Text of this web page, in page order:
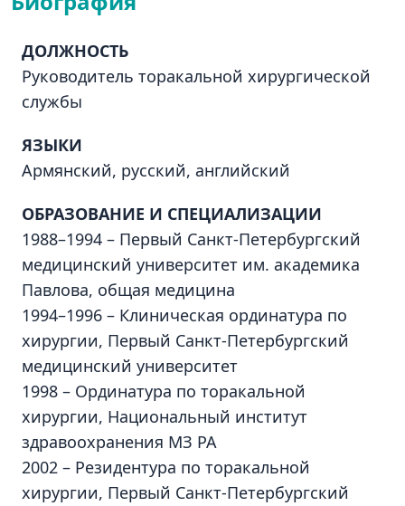
ДОЛЖНОСТЬ
Руководитель торакальной хирургической
службы
ЯЗЫКИ
Армянский, русский, английский
ОБРАЗОВАНИЕ И СПЕЦИАЛИЗАЦИИ
1988–1994 – Первый Санкт-Петербургский
медицинский университет им. академика
Павлова, общая медицина
1994–1996 – Клиническая ординатура по
хирургии, Первый Санкт-Петербургский
медицинский университет
1998 – Ординатура по торакальной
хирургии, Национальный институт
здравоохранения МЗ РА
2002 – Резидентура по торакальной
хирургии, Первый Санкт-Петербургский